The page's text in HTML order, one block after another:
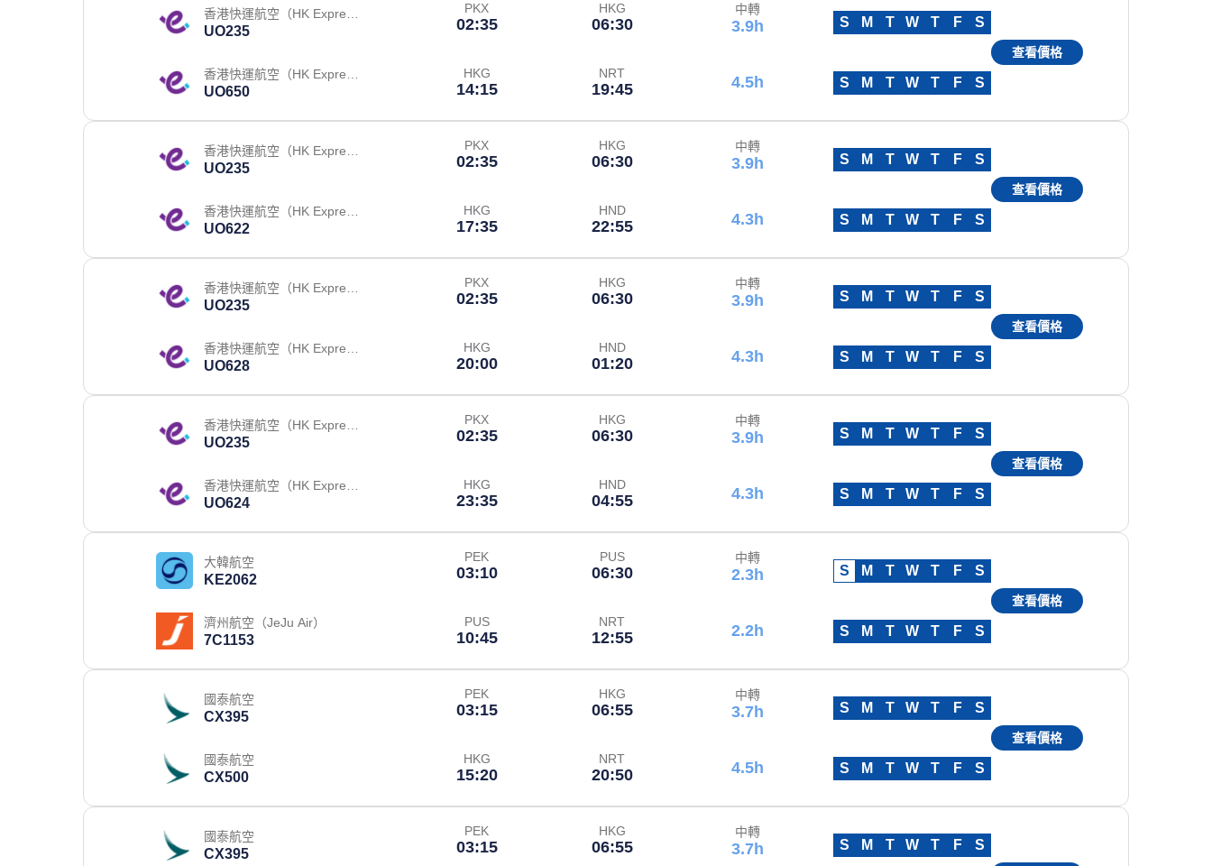
香港快運航空（HK Express
）
UO235
PKX
02:35
HKG
06:30
中轉
3.9h S M T W T F S
香港快運航空（HK Express
）
UO650
HKG
14:15
NRT
19:45 4.5h S M T W T F S
查看價格
香港快運航空（HK Express
）
UO235
PKX
02:35
HKG
06:30
中轉
3.9h S M T W T F S
香港快運航空（HK Express
）
UO622
HKG
17:35
HND
22:55 4.3h S M T W T F S
查看價格
香港快運航空（HK Express
）
UO235
PKX
02:35
HKG
06:30
中轉
3.9h S M T W T F S
香港快運航空（HK Express
）
UO628
HKG
20:00
HND
01:20 4.3h S M T W T F S
查看價格
香港快運航空（HK Express
）
UO235
PKX
02:35
HKG
06:30
中轉
3.9h S M T W T F S
香港快運航空（HK Express
）
UO624
HKG
23:35
HND
04:55 4.3h S M T W T F S
查看價格
大韓航空
KE2062
PEK
03:10
PUS
06:30
中轉
2.3h S M T W T F S
濟州航空（JeJu Air）
7C1153
PUS
10:45
NRT
12:55 2.2h S M T W T F S
查看價格
國泰航空
CX395
PEK
03:15
HKG
06:55
中轉
3.7h S M T W T F S
國泰航空
CX500
HKG
15:20
NRT
20:50 4.5h S M T W T F S
查看價格
國泰航空
CX395
PEK
03:15
HKG
06:55
中轉
3.7h S M T W T F S